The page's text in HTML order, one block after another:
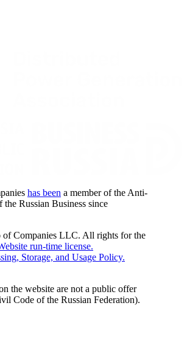
has been a member of the Anti-
Russian Business since
Companies LLC. All rights for the
run-time license.
Storage, and Usage Policy.
the website are not a public offer
Code of the Russian Federation).